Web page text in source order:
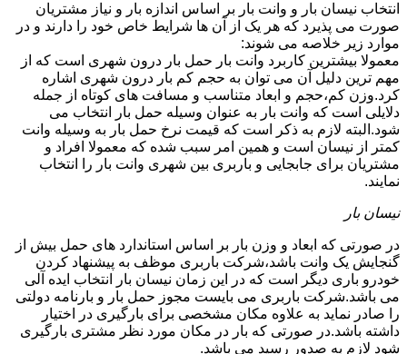
انتخاب نیسان بار و وانت بار بر اساس اندازه بار و نیاز مشتریان
صورت می پذیرد که هر یک از آن ها شرایط خاص خود را دارند و در
موارد زیر خلاصه می شوند:
معمولا بیشترین کاربرد وانت بار حمل بار درون شهری است که از
مهم ترین دلیل آن می توان به حجم کم بار درون شهری اشاره
کرد.وزن کم،حجم و ابعاد متناسب و مسافت های کوتاه از جمله
دلایلی است که وانت بار به عنوان وسیله حمل بار انتخاب می
شود.البته لازم به ذکر است که قیمت نرخ حمل بار به وسیله وانت
کمتر از نیسان است و همین امر سبب شده که معمولا افراد و
مشتریان برای جابجایی و باربری بین شهری وانت بار را انتخاب
نمایند.
نیسان بار
در صورتی که ابعاد و وزن بار بر اساس استاندارد های حمل بیش از
گنجایش یک وانت باشد،شرکت باربری موظف به پیشنهاد کردن
خودرو باری دیگر است که در این زمان نیسان بار انتخاب ایده آلی
می باشد.شرکت باربری می بایست مجوز حمل بار و بارنامه دولتی
را صادر نماید به علاوه مکان مشخصی برای بارگیری در اختیار
داشته باشد.در صورتی که بار در مکان مورد نظر مشتری بارگیری
شود لازم به صدور رسید می باشد.